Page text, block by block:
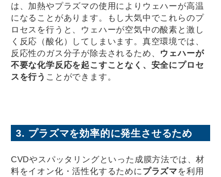
は、加熱やプラズマの使用によりウェハーが高温
になることがあります。もし大気中でこれらのプ
ロセスを行うと、ウェハーが空気中の酸素と激し
く反応（酸化）してしまいます。真空環境では、
反応性のガス分子が除去されるため、 ウェハーが
不要な化学反応を起こすことなく、安全にプロセ
スを行う ことができます。
3. プラズマを効率的に発生させるため
CVDやスパッタリングといった成膜方法では、材
料をイオン化・活性化するために プラズマを利用